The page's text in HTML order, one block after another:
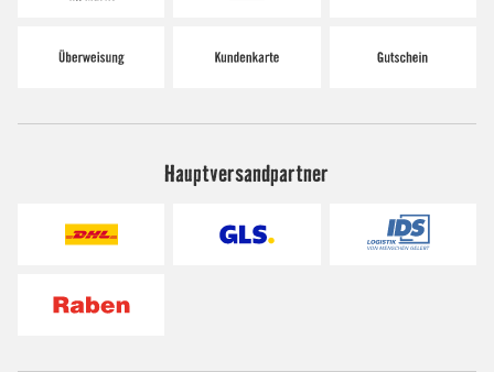
Hauptversandpartner